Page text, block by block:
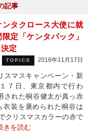
記事
タクロース大使に就
定「ケンタパック」
定
TOPICS 2016年11月17日
マスキャンペーン・新
７日、東京都内で行わ
された桐谷健太が真っ赤
衣装を褒められた桐谷は
クリスマスカラーの赤で
きを読む